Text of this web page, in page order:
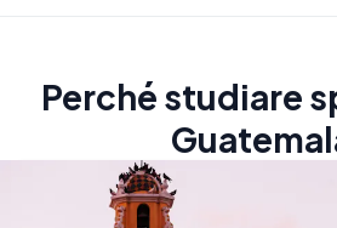
Perché studiare